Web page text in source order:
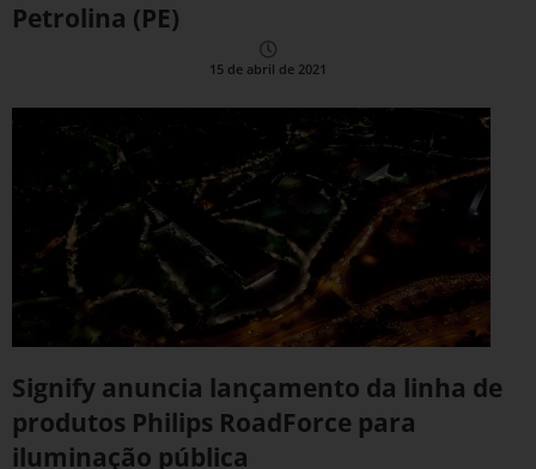
Petrolina (PE)
15 de abril de 2021
Signify anuncia lançamento da linha de
produtos Philips RoadForce para
iluminação pública